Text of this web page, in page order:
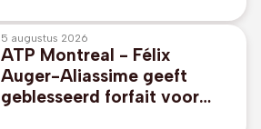
5 augustus 2026
ATP Montreal - Félix
Auger-Aliassime geeft
geblesseerd forfait voor